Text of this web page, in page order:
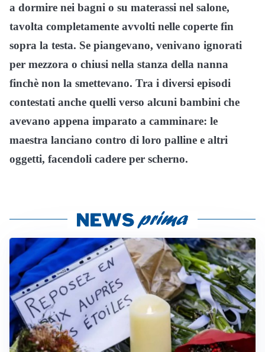
a dormire nei bagni o su materassi nel salone,
tavolta completamente avvolti nelle coperte fin
sopra la testa. Se piangevano, venivano ignorati
per mezzora o chiusi nella stanza della nanna
finchè non la smettevano. Tra i diversi episodi
contestati anche quelli verso alcuni bambini che
avevano appena imparato a camminare: le
maestra lanciano contro di loro palline e altri
oggetti, facendoli cadere per scherno.